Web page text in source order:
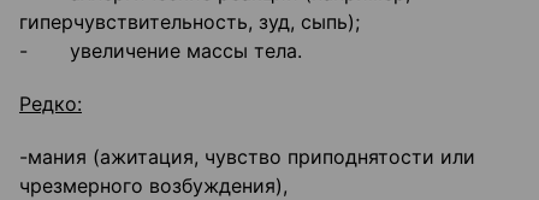
гиперчувствительность, зуд, сыпь);
- увеличение массы тела.
Редко:
-мания (ажитация, чувство приподнятости или
чрезмерного возбуждения),